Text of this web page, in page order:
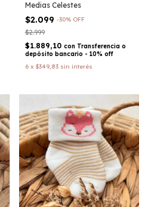
Medias Celestes
$2.099 -30% OFF
$2.999
$1.889,10 con Transferencia o
depósito bancario - 10% off
6 x $349,83 sin interés